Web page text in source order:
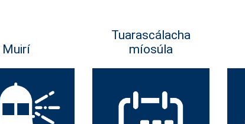
Muirí
Tuarascálacha
míosúla